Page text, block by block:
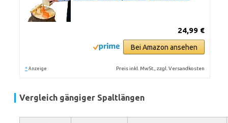
24,99 €
Bei Amazon ansehen
* Anzeige Preis inkl. MwSt., zzgl. Versandkosten
Vergleich gängiger Spaltlängen